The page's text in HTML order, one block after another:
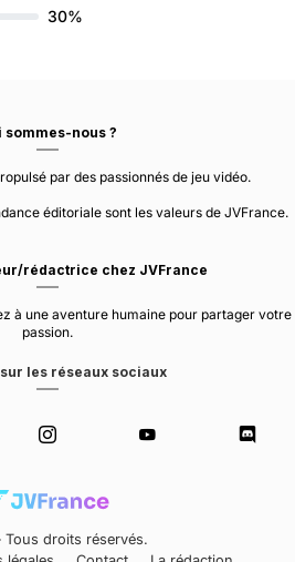
30%
sommes-nous ?
par des passionnés de jeu vidéo.
éditoriale sont les valeurs de JVFrance.
rédactrice chez JVFrance
à une aventure humaine pour partager votre
passion.
les réseaux sociaux
droits réservés.